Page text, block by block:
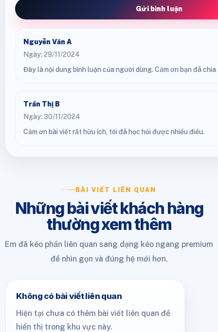
Gửi bình luận
Nguyễn Văn A
Ngày: 29/11/2024
Đây là nội dung bình luận của người dùng. Cảm ơn bạn đã chia
Trần Thị B
Ngày: 30/11/2024
Cảm ơn bài viết rất hữu ích, tôi đã học hỏi được nhiều điều.
BÀI VIẾT LIÊN QUAN
Những bài viết khách hàng
thường xem thêm
Em đã kéo phần liên quan sang dạng kéo ngang premium
để nhìn gọn và đúng hệ mới hơn.
Không có bài viết liên quan
Hiện tại chưa có thêm bài viết liên quan để
hiển thị trong khu vực này.